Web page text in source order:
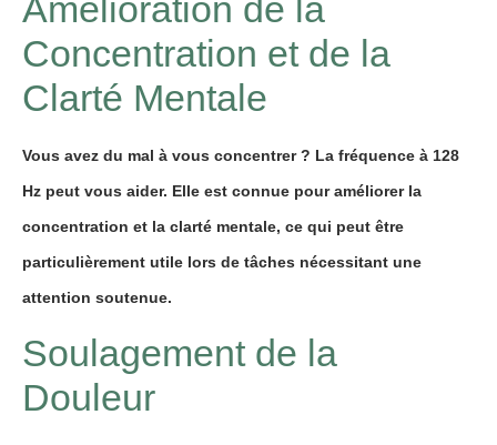
Amélioration de la
Concentration et de la
Clarté Mentale
Vous avez du mal à vous concentrer ? La fréquence à 128
Hz peut vous aider. Elle est connue pour améliorer la
concentration et la clarté mentale, ce qui peut être
particulièrement utile lors de tâches nécessitant une
attention soutenue.
Soulagement de la
Douleur